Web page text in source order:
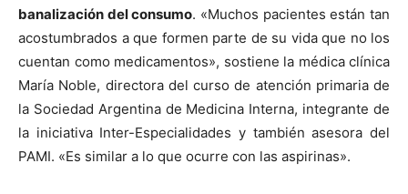
banalización del consumo. «Muchos pacientes están tan
acostumbrados a que formen parte de su vida que no los
cuentan como medicamentos», sostiene la médica clínica
María Noble, directora del curso de atención primaria de
la Sociedad Argentina de Medicina Interna, integrante de
la iniciativa Inter-Especialidades y también asesora del
PAMI. «Es similar a lo que ocurre con las aspirinas».